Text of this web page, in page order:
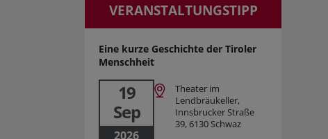
VERANSTALTUNGSTIPP
Eine kurze Geschichte der Tiroler
Menschheit
19
Sep
2026
Theater im
Lendbräukeller,
Innsbrucker Straße
39, 6130 Schwaz